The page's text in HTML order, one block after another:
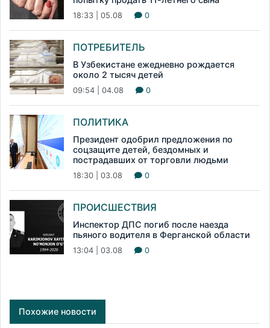
18:33 | 05.08 0
ПОТРЕБИТЕЛЬ
В Узбекистане ежедневно рождается
около 2 тысяч детей
09:54 | 04.08 0
ПОЛИТИКА
Президент одобрил предложения по
соцзащите детей, бездомных и
пострадавших от торговли людьми
18:30 | 03.08 0
ПРОИСШЕСТВИЯ
Инспектор ДПС погиб после наезда
пьяного водителя в Ферганской области
13:04 | 03.08 0
Похожие новости